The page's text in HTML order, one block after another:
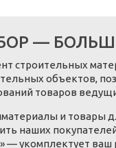
—
строительных
объектов,
товаров
и товары
наших
— укомплектует